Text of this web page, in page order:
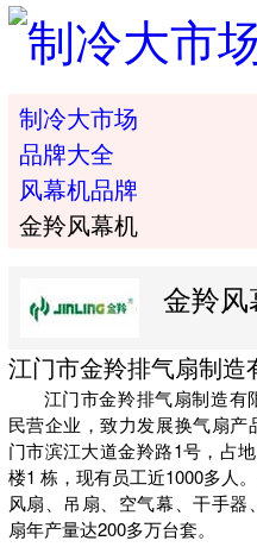
制冷大市场
品牌大全
风幕机品牌
金羚风幕机
金羚风
江门市金羚排气扇制造
江门市金羚排气扇制造有
民营企业，致力发展换气扇
门市滨江大道金羚路1号，占
楼1 栋，现有员工近1000多人
风扇、吊扇、空气幕、干手
扇年产量达200多万台套。